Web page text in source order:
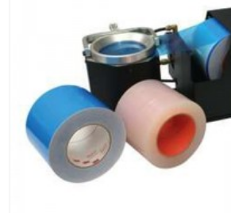
die kolletjies aan die agterkant van jou
aan, en skeur dit dan af sonder enige
jy dit nie meer nodig het nie.
Ons kan beide vorms in ronde skywe
'n groot vel sny en dit individueel
pasgemaakte logo, elke groot vel
groot kolletjies en 24 stuks klein
verskillende toepassings.